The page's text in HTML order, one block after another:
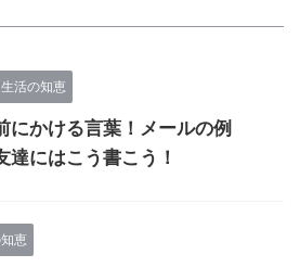
生活の知恵
にかける言葉！メールの例
達にはこう書こう！
恵